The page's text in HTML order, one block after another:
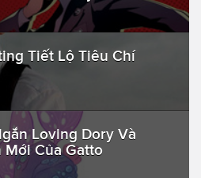
Tiết Lộ Tiêu Chí
Loving Dory Và
Mới Của Gatto